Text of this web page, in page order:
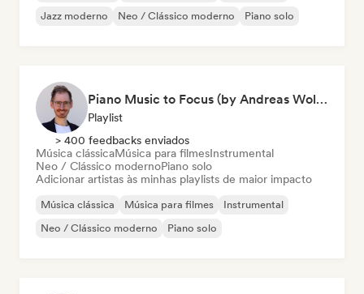
Jazz moderno
Neo / Clássico moderno Piano solo
Piano Music to Focus (by Andreas Wolff)
Playlist
> 400 feedbacks enviados
Música clássicaMúsica para filmesInstrumental
Neo / Clássico modernoPiano solo
Adicionar artistas às minhas playlists de maior impacto
Música clássica Música para filmes
Instrumental
Neo / Clássico moderno
Piano solo